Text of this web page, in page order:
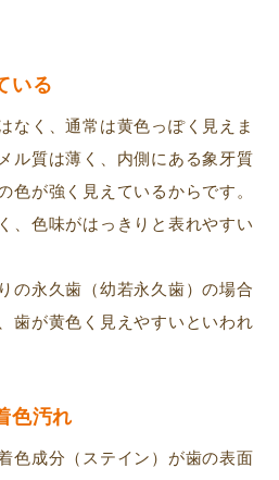
いる
なく、通常は黄色っぽく見えま
ル質は薄く、内側にある象牙質
色が強く見えているからです。
、色味がはっきりと表れやすい
の永久歯（幼若永久歯）の場合
歯が黄色く見えやすいといわれ
色汚れ
色成分（ステイン）が歯の表面